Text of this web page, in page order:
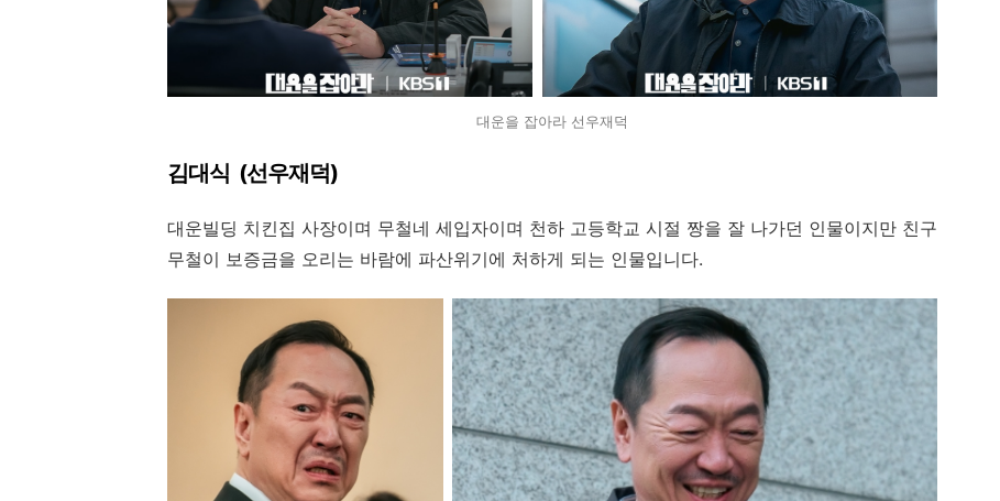
대운을 잡아라 선우재덕
김대식 (선우재덕)
대운빌딩 치킨집 사장이며 무철네 세입자이며 천하 고등학교 시절 짱을 잘 나가던 인물이지만 친구
무철이 보증금을 오리는 바람에 파산위기에 처하게 되는 인물입니다.